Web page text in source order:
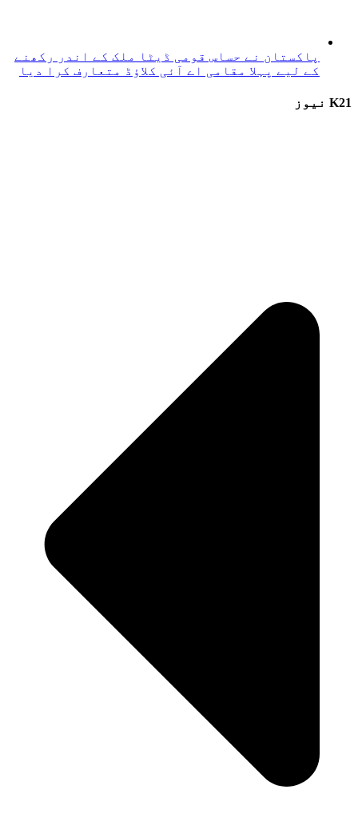
پاکستان نے حساس قومی ڈیٹا ملک کے اندر رکھنے
کے لیے پہلا مقامی اے آئی کلاؤڈ متعارف کرا دیا
K21 نیوز